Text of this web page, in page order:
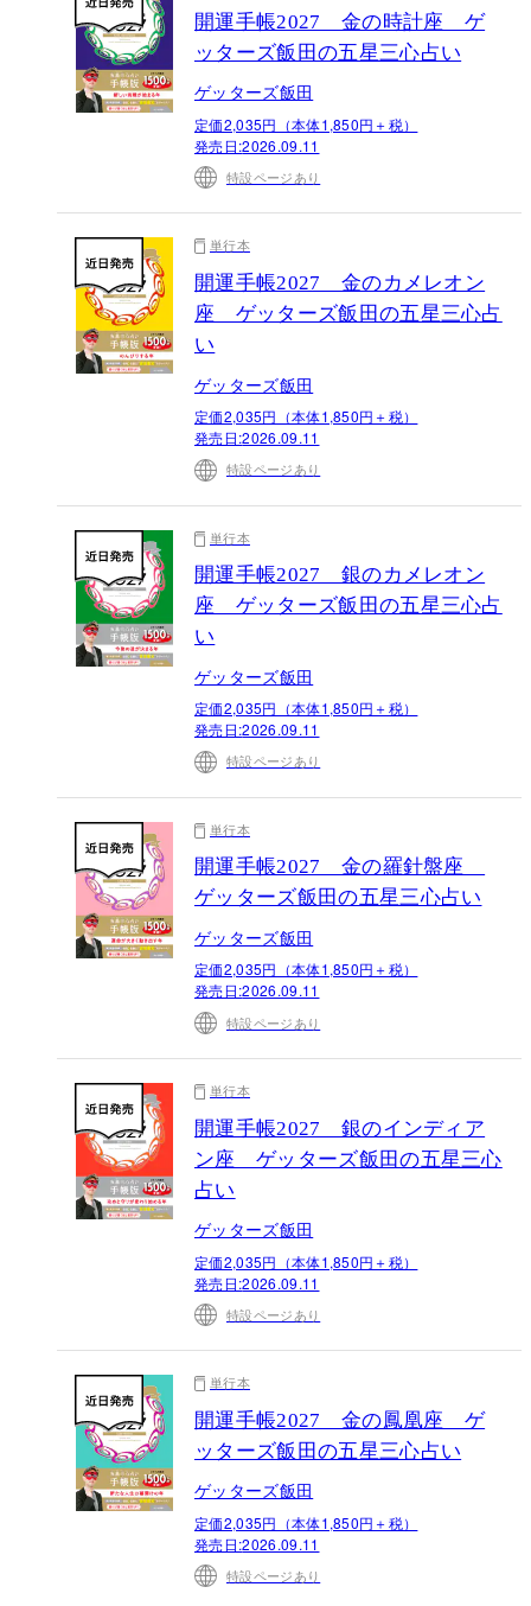
開運手帳2027 金の時計座 ゲ
ッターズ飯田の五星三心占い
ゲッターズ飯田
定価2,035円（本体1,850円＋税）
発売日:2026.09.11
特設ページあり
単行本
開運手帳2027 金のカメレオン
座 ゲッターズ飯田の五星三心占
い
ゲッターズ飯田
定価2,035円（本体1,850円＋税）
発売日:2026.09.11
特設ページあり
単行本
開運手帳2027 銀のカメレオン
座 ゲッターズ飯田の五星三心占
い
ゲッターズ飯田
定価2,035円（本体1,850円＋税）
発売日:2026.09.11
特設ページあり
単行本
開運手帳2027 金の羅針盤座
ゲッターズ飯田の五星三心占い
ゲッターズ飯田
定価2,035円（本体1,850円＋税）
発売日:2026.09.11
特設ページあり
単行本
開運手帳2027 銀のインディア
ン座 ゲッターズ飯田の五星三心
占い
ゲッターズ飯田
定価2,035円（本体1,850円＋税）
発売日:2026.09.11
特設ページあり
単行本
開運手帳2027 金の鳳凰座 ゲ
ッターズ飯田の五星三心占い
ゲッターズ飯田
定価2,035円（本体1,850円＋税）
発売日:2026.09.11
特設ページあり